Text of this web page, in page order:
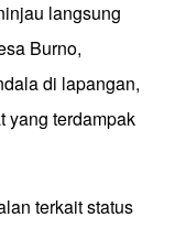
langsung
Burno,
di lapangan,
yang terdampak
terkait status